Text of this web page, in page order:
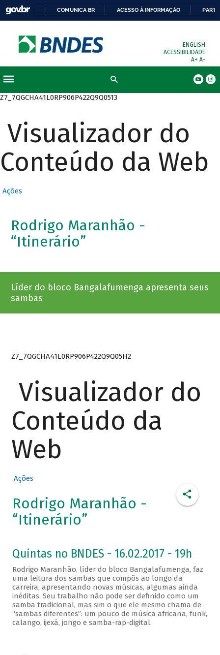
COMUNICA BR ACESSO À INFORMAÇÃO
ENGLISH
ACESSIBILIDADE
A+ A-
Z7_7QGCHA41L0RP906P422Q9Q0513
Visualizador do
Conteúdo da Web
Ações
Rodrigo Maranhão -
“Itinerário”
Líder do bloco Bangalafumenga apresenta seus
sambas
Z7_7QGCHA41L0RP906P422Q9Q05H2
Visualizador do
Conteúdo da
Web
Ações
Rodrigo Maranhão -
“Itinerário”
Quintas no BNDES - 16.02.2017 - 19h
Rodrigo Maranhão, líder do bloco Bangalafumenga, faz
uma leitura dos sambas que compôs ao longo da
carreira, apresentando novas músicas, algumas ainda
inéditas. Seu trabalho não pode ser definido como um
samba tradicional, mas sim o que ele mesmo chama de
“sambas diferentes”: um pouco de música africana, funk,
calango, ijexá, jongo e samba-rap-digital.